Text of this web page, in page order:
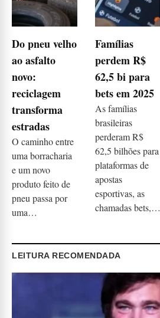
Do pneu velho
ao asfalto
novo:
reciclagem
transforma
estradas
O caminho entre
uma borracharia
e um novo
produto feito de
pneu passa por
uma…
Famílias
perdem R$
62,5 bi para
bets em 2025
As famílias
brasileiras
perderam R$
62,5 bilhões para
plataformas de
apostas
esportivas, as
chamadas bets,…
LEITURA RECOMENDADA